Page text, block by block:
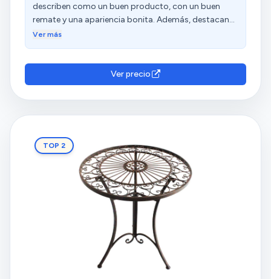
describen como un buen producto, con un buen
remate y una apariencia bonita. Además, destacan
su facilidad de montaje y resistencia. La consideran
Aprecian la buena relación calidad-precio y el
tamaño adecuado.
Ver más
Ver precio
TOP 2